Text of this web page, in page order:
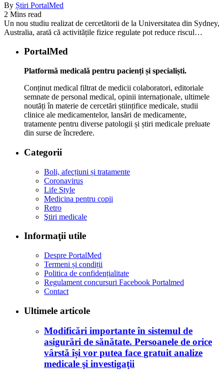
By Știri PortalMed
2 Mins read
Un nou studiu realizat de cercetătorii de la Universitatea din Sydney,
Australia, arată că activitățile fizice regulate pot reduce riscul…
PortalMed
Platformă medicală pentru pacienți și specialiști.
Conținut medical filtrat de medicii colaboratori, editoriale
semnate de personal medical, opinii internaționale, ultimele
noutăți în materie de cercetări științifice medicale, studii
clinice ale medicamentelor, lansări de medicamente,
tratamente pentru diverse patologii și știri medicale preluate
din surse de încredere.
Categorii
Boli, afecțiuni și tratamente
Coronavirus
Life Style
Medicina pentru copii
Retro
Ştiri medicale
Informaţii utile
Despre PortalMed
Termeni și condiții
Politica de confidențialitate
Regulament concursuri Facebook Portalmed
Contact
Ultimele articole
Modificări importante în sistemul de
asigurări de sănătate. Persoanele de orice
vârstă își vor putea face gratuit analize
medicale şi investigaţii